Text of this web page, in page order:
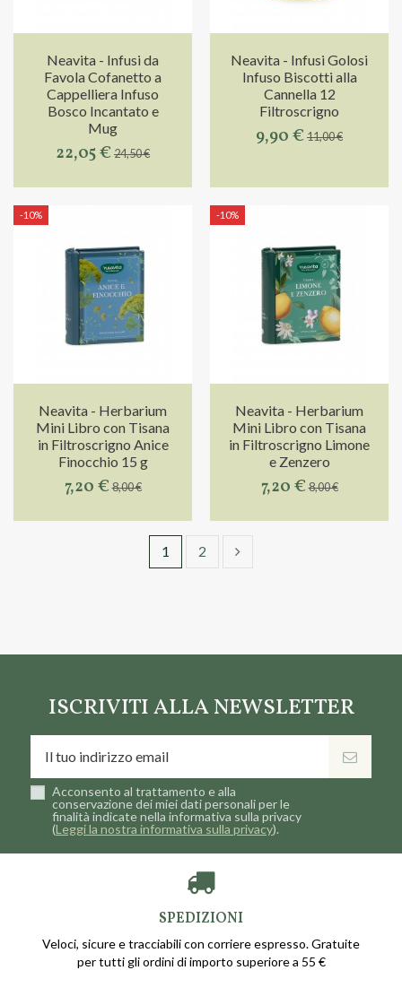
Neavita - Infusi da
Favola Cofanetto a
Cappelliera Infuso
Bosco Incantato e
Mug
22,05 €24,50 €
Neavita - Infusi Golosi
Infuso Biscotti alla
Cannella 12
Filtroscrigno
9,90 €11,00 €
-10%
Neavita - Herbarium
Mini Libro con Tisana
in Filtroscrigno Anice
Finocchio 15 g
7,20 €8,00 €
-10%
Neavita - Herbarium
Mini Libro con Tisana
in Filtroscrigno Limone
e Zenzero
7,20 €8,00 €
1 2
ISCRIVITI ALLA NEWSLETTER
Acconsento al trattamento e alla
conservazione dei miei dati personali per le
finalità indicate nella informativa sulla privacy
(Leggi la nostra informativa sulla privacy).
SPEDIZIONI
Veloci, sicure e tracciabili con corriere espresso. Gratuite
per tutti gli ordini di importo superiore a 55 €